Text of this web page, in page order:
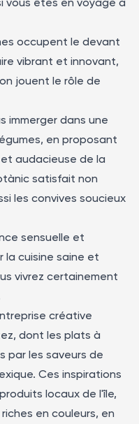
vous êtes en voyage à
occupent le devant
vibrant et innovant,
jouent le rôle de
immerger dans une
en proposant
audacieuse de la
satisfait non
les convives soucieux
sensuelle et
la cuisine saine et
vivrez certainement
créative
dont les plats à
par les saveurs de
Ces inspirations
locaux de l'île,
en couleurs, en